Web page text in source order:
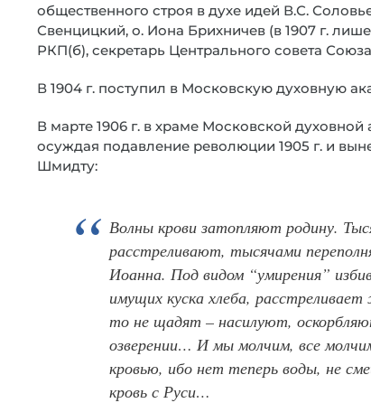
общественного строя в духе идей В.С.
Свенцицкий, о. Иона Брихничев (в 1907 г.
РКП(б), секретарь Центрального совета
В 1904 г. поступил в Московскую духовную
В марте 1906 г. в храме Московской
осуждая подавление революции 1905 г. и
Шмидту:
Волны крови затопляют родину.
расстреливают, тысячами
Иоанна. Под видом “умирения”
имущих куска хлеба,
то не щадят – насилуют,
озверении… И мы молчим, все
кровью, ибо нет теперь воды, не
кровь с Руси…